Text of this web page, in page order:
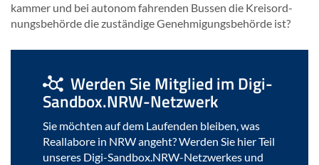
kam­mer und bei au­to­nom fah­ren­den Bus­sen die Kreis­ord­
nungs­be­hör­de die zu­stän­di­ge Ge­neh­mi­gungs­be­hör­de ist?
Wer­den Sie Mit­glied im Digi-​
Sandbox.NRW-​Netzwerk
Sie möch­ten auf dem Lau­fen­den blei­ben, was
Re­al­la­bo­re in NRW an­geht? Wer­den Sie hier Teil
un­se­res Digi-​Sandbox.NRW-​Netzwerkes und